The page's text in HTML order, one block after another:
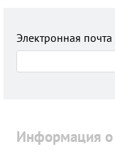
Электронная почта
Информация о